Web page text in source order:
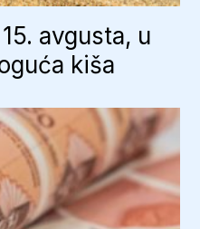
avgusta, u
kiša